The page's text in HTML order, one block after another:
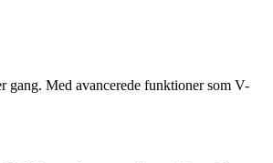
gang. Med avancerede funktioner som V-